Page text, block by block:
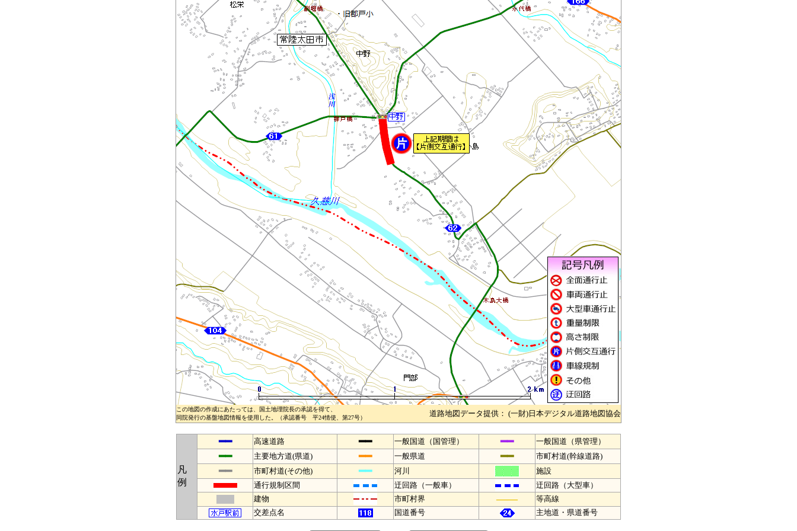
この地図の作成にあたっては、国土地理院長の承認を得て、
同院発行の基盤地図情報を使用した。（承認番号 平24情使、第27号）
道路地図データ提供： (一財)日本デジタル道路地図協会
凡
例
━━ 高速道路 ━━ 一般国道（国管理） ━━ 一般国道（県管理）
━━ 主要地方道(県道) ━━ 一般県道 ━━ 市町村道(幹線道路)
━━ 市町村道(その他) ━━ 河川
施設
通行規制区間
迂回路（一般車）
迂回路（大型車）
建物
市町村界 ――
等高線
交差点名
国道番号 主地道・県道番号